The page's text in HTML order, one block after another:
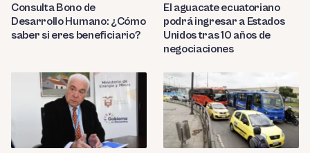
Consulta Bono de
Desarrollo Humano: ¿Cómo
saber si eres beneficiario?
El aguacate ecuatoriano
podrá ingresar a Estados
Unidos tras 10 años de
negociaciones